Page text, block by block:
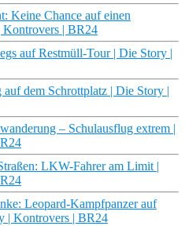
Keine Chance auf einen
Kontrovers | BR24
auf Restmüll-Tour | Die Story |
dem Schrottplatz | Die Story |
– Schulausflug extrem |
LKW-Fahrer am Limit |
Leopard-Kampfpanzer auf
| Kontrovers | BR24